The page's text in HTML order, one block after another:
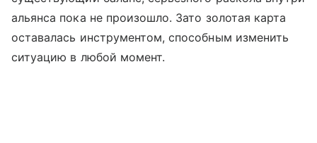
альянса пока не произошло. Зато золотая карта
оставалась инструментом, способным изменить
ситуацию в любой момент.